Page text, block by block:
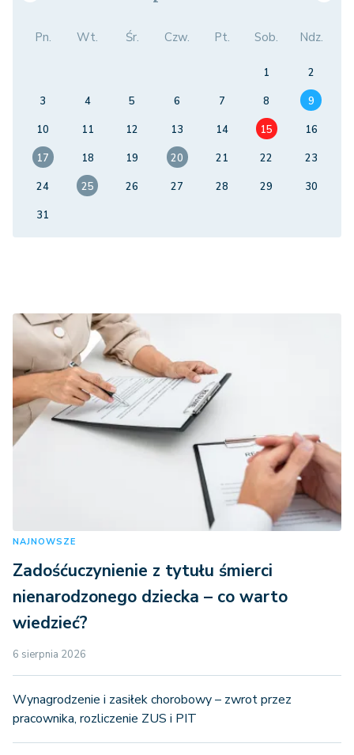
Pn. Wt. Śr. Czw. Pt. Sob. Ndz.
1
2
3
4 5 6 7 8
9
10
11 12 13 14 15
16
17
18 19 20 21 22
23
24
25 26 27 28 29
30
31
NAJNOWSZE
Zadośćuczynienie z tytułu śmierci
nienarodzonego dziecka – co warto
wiedzieć?
6 sierpnia 2026
Wynagrodzenie i zasiłek chorobowy – zwrot przez
pracownika, rozliczenie ZUS i PIT